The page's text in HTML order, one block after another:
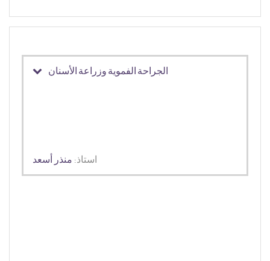
الجراحة الفموية وزراعة الأسنان
استاذ: منذر أسعد